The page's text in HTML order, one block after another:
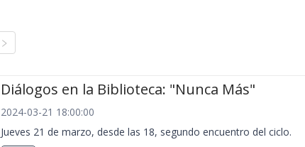
Diálogos en la Biblioteca: "Nunca Más"
2024-03-21 18:00:00
Jueves 21 de marzo, desde las 18, segundo encuentro del ciclo.